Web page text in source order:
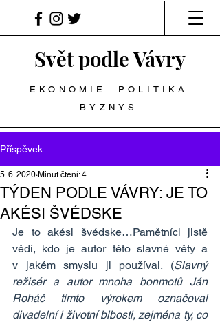
Svět podle Vávry
EKONOMIE. POLITIKA.
BYZNYS.
Příspěvek
TÝDEN PODLE VÁVRY: JE TO
AKÉSI ŠVÉDSKE
5. 6. 2020 Minut čtení: 4
Je to akési švédske…Pamětníci jistě
vědí, kdo je autor této slavné věty a
v jakém smyslu ji používal. (Slavný
režisér a autor mnoha bonmotů Ján
Roháč tímto výrokem označoval
divadelní i životní blbosti, zejména ty, co